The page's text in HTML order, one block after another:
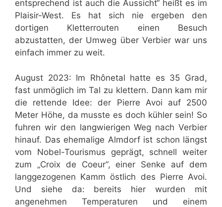
entsprechend ist auch die Aussicht“ heißt es im
Plaisir-West. Es hat sich nie ergeben den
dortigen Kletterrouten einen Besuch
abzustatten, der Umweg über Verbier war uns
einfach immer zu weit.
August 2023: Im Rhônetal hatte es 35 Grad,
fast unmöglich im Tal zu klettern. Dann kam mir
die rettende Idee: der Pierre Avoi auf 2500
Meter Höhe, da musste es doch kühler sein! So
fuhren wir den langwierigen Weg nach Verbier
hinauf. Das ehemalige Almdorf ist schon längst
vom Nobel-Tourismus geprägt, schnell weiter
zum „Croix de Coeur“, einer Senke auf dem
langgezogenen Kamm östlich des Pierre Avoi.
Und siehe da: bereits hier wurden mit
angenehmen Temperaturen und einem